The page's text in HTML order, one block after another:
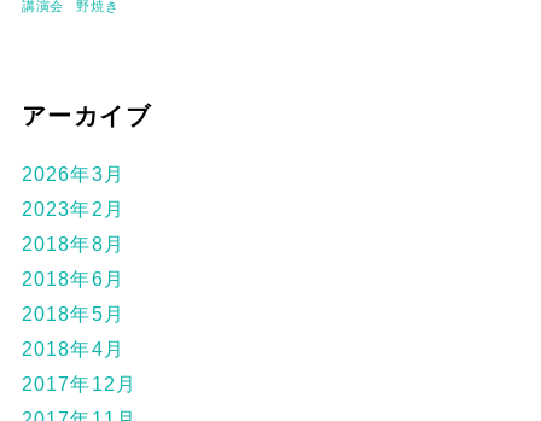
講演会 野焼き
アーカイブ
2026年3月
2023年2月
2018年8月
2018年6月
2018年5月
2018年4月
2017年12月